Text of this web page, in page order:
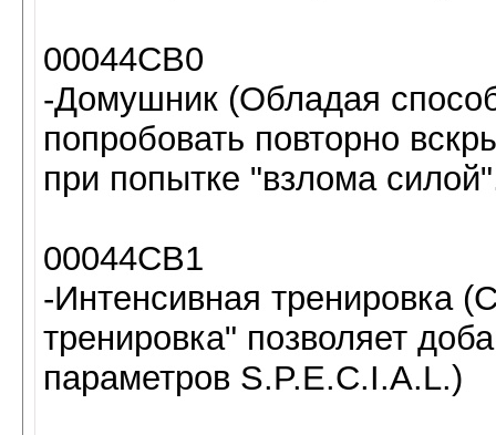
00044CB0
-Домушник (Обладая
попробовать повторно
при попытке "взлома
00044CB1
-Интенсивная тренировка
тренировка" позволяет
параметров S.P.E.C.I.A.L.)